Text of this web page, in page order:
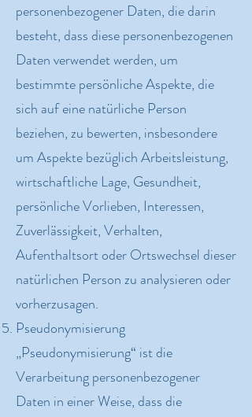
personenbezogener Daten, die darin
besteht, dass diese personenbezogenen
Daten verwendet werden, um
bestimmte persönliche Aspekte, die
sich auf eine natürliche Person
beziehen, zu bewerten, insbesondere
um Aspekte bezüglich Arbeitsleistung,
wirtschaftliche Lage, Gesundheit,
persönliche Vorlieben, Interessen,
Zuverlässigkeit, Verhalten,
Aufenthaltsort oder Ortswechsel dieser
natürlichen Person zu analysieren oder
vorherzusagen.
Pseudonymisierung
„Pseudonymisierung“ ist die
Verarbeitung personenbezogener
Daten in einer Weise, dass die